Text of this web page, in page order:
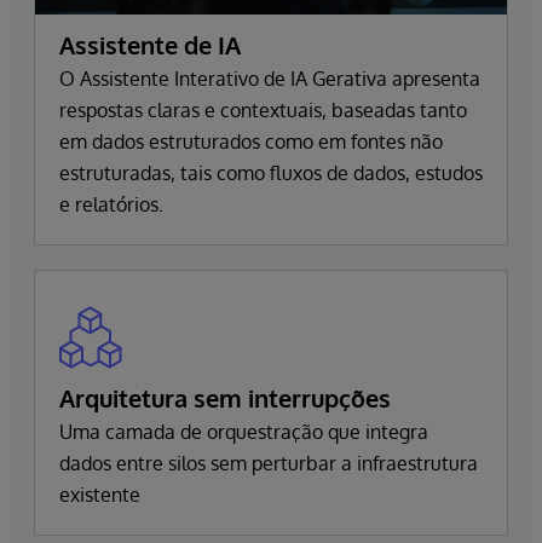
Assistente de IA
O Assistente Interativo de IA Gerativa apresenta
respostas claras e contextuais, baseadas tanto
em dados estruturados como em fontes não
estruturadas, tais como fluxos de dados, estudos
e relatórios.
Arquitetura sem interrupções
Uma camada de orquestração que integra
dados entre silos sem perturbar a infraestrutura
existente